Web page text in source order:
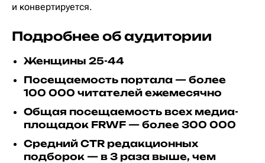
и конвертируется.
Подробнее об аудитории
Женщины 25-44
Посещаемость портала — более
100 000 читателей ежемесячно
Общая посещаемость всех медиа-
площадок FRWF — более 300 000
Средний CTR редакционных
подборок — в 3 раза выше, чем